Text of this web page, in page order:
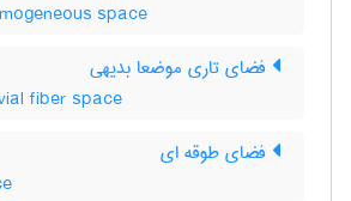
space
فضای تاری موضعا بدیهی
fiber space
فضای طوقه ای